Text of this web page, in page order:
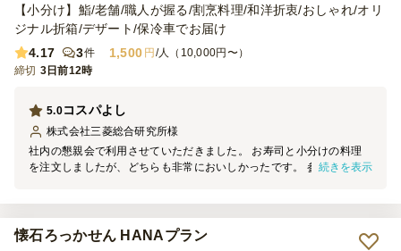
【小分け】鮨/老舗/職人が握る/割烹料理/和洋折衷/おしゃれ/オリ
ジナル折箱/デザート/保冷車でお届け
4.17
3件 1,500 円 /人（10,000円〜）
締切 3日前12時
コスパよし
5.0
株式会社三菱総合研究所様
社内の懇親会で利用させていただきました。 お寿司と小分けの料理
を注文しましたが、どちらも非常においしかったです。 参加者から
続きを表示
懐石ろっかせん HANAプラン